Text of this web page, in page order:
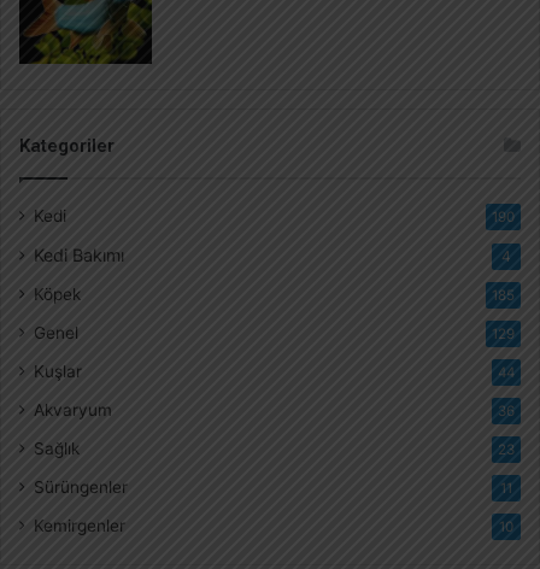
Kategoriler
Kedi 190
Kedi Bakımı 4
Köpek 185
Genel 129
Kuşlar 44
Akvaryum 36
Sağlık 23
Sürüngenler 11
Kemirgenler 10